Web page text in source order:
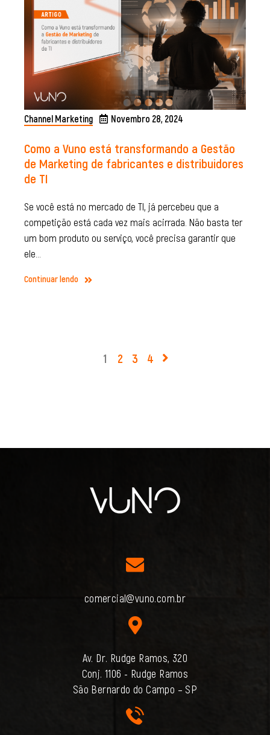
Channel Marketing Novembro 28, 2024
Como a Vuno está transformando a Gestão
de Marketing de fabricantes e distribuidores
de TI
Se você está no mercado de TI, já percebeu que a
competição está cada vez mais acirrada. Não basta ter
um bom produto ou serviço, você precisa garantir que
ele…
Continuar lendo
1 2 3 4
comercial@vuno.com.br
Av. Dr. Rudge Ramos, 320
Conj. 1106 - Rudge Ramos
São Bernardo do Campo – SP